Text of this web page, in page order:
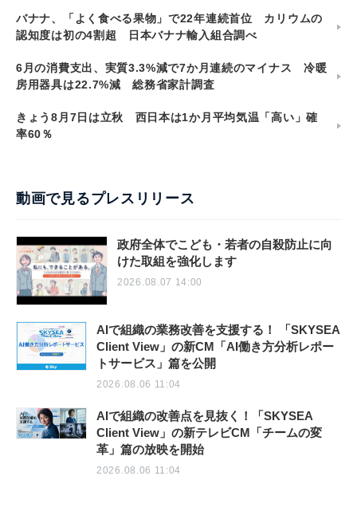
バナナ、「よく食べる果物」で22年連続首位 カリウムの
認知度は初の4割超 日本バナナ輸入組合調べ
6月の消費支出、実質3.3%減で7か月連続のマイナス 冷暖
房用器具は22.7%減 総務省家計調査
きょう8月7日は立秋 西日本は1か月平均気温「高い」確
率60％
動画で見るプレスリリース
政府全体でこども・若者の自殺防止に向
けた取組を強化します
2026.08.07 14:00
AIで組織の業務改善を支援する！ 「SKYSEA
Client View」の新CM「AI働き方分析レポー
トサービス」篇を公開
2026.08.06 11:04
AIで組織の改善点を見抜く！「SKYSEA
Client View」の新テレビCM「チームの変
革」篇の放映を開始
2026.08.06 11:04